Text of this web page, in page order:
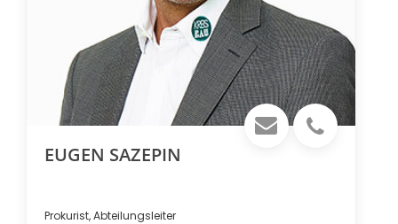
EUGEN SAZEPIN
Prokurist, Abteilungsleiter